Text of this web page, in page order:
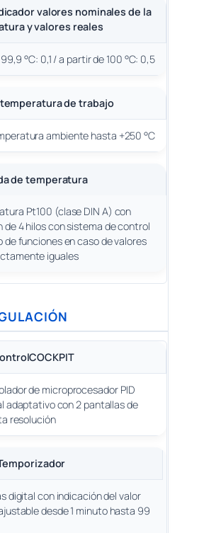
valores nominales de la
y valores reales
°C: 0,1 / a partir de 100 °C: 0,5
temperatura de trabajo
ambiente hasta +250 °C
de temperatura
Pt100 (clase DIN A) con
de 4 hilos con sistema de control
funciones en caso de valores
iguales
de microprocesador PID
adaptativo con 2 pantallas de
resolución
digital con indicación del valor
desde 1 minuto hasta 99